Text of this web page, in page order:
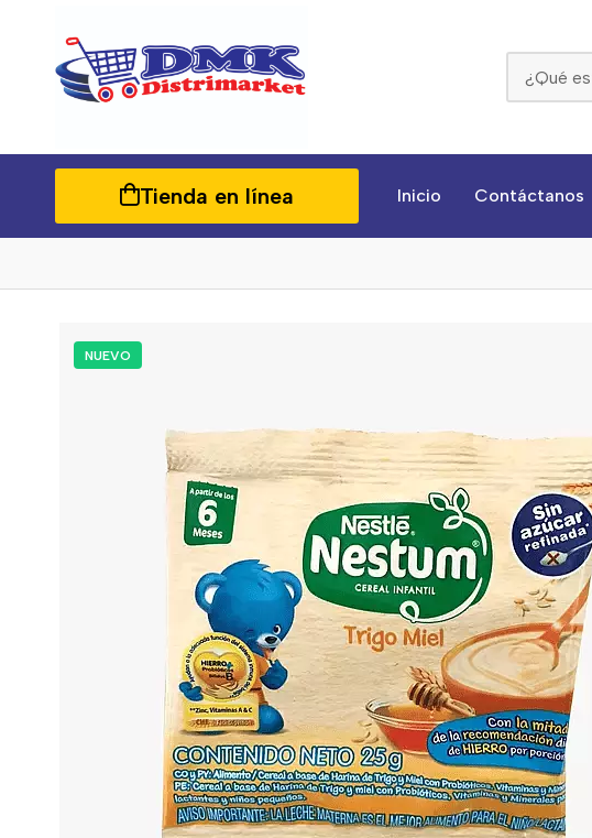
Tienda en línea Inicio Contáctanos
NUEVO